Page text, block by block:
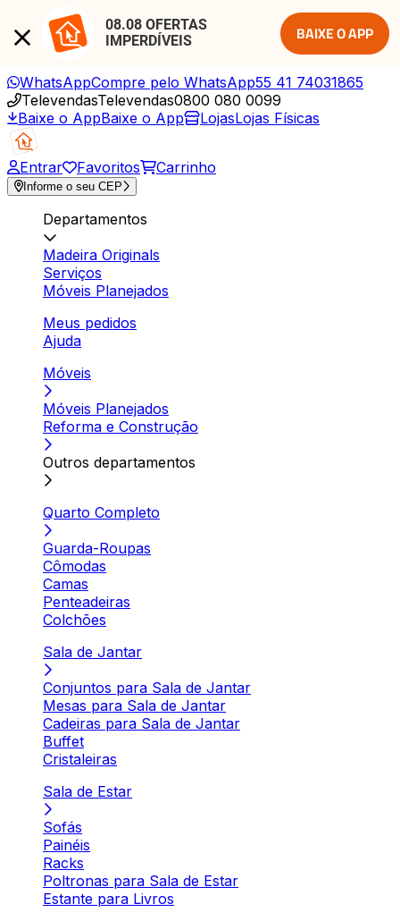
08.08 OFERTAS
IMPERDÍVEIS
BAIXE O APP
WhatsAppCompre pelo WhatsApp55 41 74031865
TelevendasTelevendas0800 080 0099
Baixe o AppBaixe o App LojasLojas Físicas
Entrar Favoritos Carrinho
Informe o seu CEP
Departamentos
Madeira Originals
Serviços
Móveis Planejados
Meus pedidos
Ajuda
Móveis
Móveis Planejados
Reforma e Construção
Outros departamentos
Quarto Completo
Guarda-Roupas
Cômodas
Camas
Penteadeiras
Colchões
Sala de Jantar
Conjuntos para Sala de Jantar
Mesas para Sala de Jantar
Cadeiras para Sala de Jantar
Buffet
Cristaleiras
Sala de Estar
Sofás
Painéis
Racks
Poltronas para Sala de Estar
Estante para Livros